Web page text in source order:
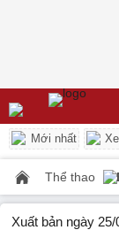
Mới nhất
Thể thao
Xuất bản ngày